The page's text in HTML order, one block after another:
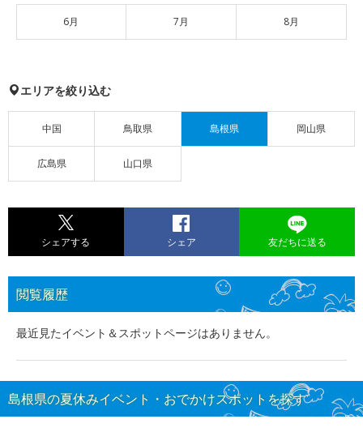
6月 7月 8月
エリアを絞り込む
中国 鳥取県 島根県 岡山県
広島県 山口県
シェアする シェア 友だちに送る
閲覧履歴
最近見たイベント＆スポットページはありません。
島根県の夏休みイベント・おでかけスポットを探す